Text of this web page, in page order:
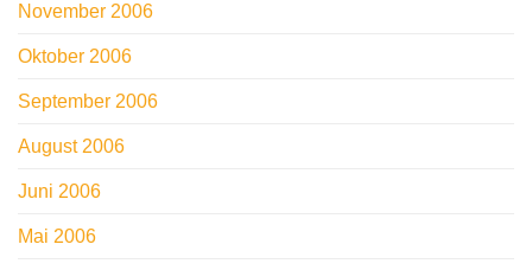
November 2006
Oktober 2006
September 2006
August 2006
Juni 2006
Mai 2006